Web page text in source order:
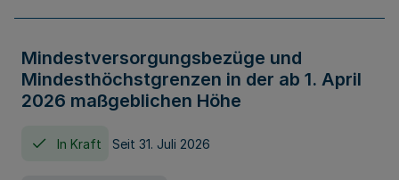
Mindestversorgungsbezüge und
Mindesthöchstgrenzen in der ab 1. April
2026 maßgeblichen Höhe
In Kraft Seit 31. Juli 2026